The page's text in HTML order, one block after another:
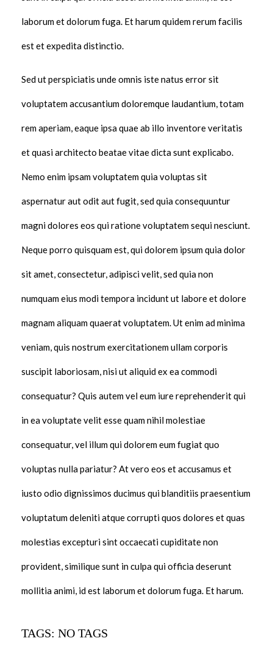
laborum et dolorum fuga. Et harum quidem rerum facilis
est et expedita distinctio.
Sed ut perspiciatis unde omnis iste natus error sit
voluptatem accusantium doloremque laudantium, totam
rem aperiam, eaque ipsa quae ab illo inventore veritatis
et quasi architecto beatae vitae dicta sunt explicabo.
Nemo enim ipsam voluptatem quia voluptas sit
aspernatur aut odit aut fugit, sed quia consequuntur
magni dolores eos qui ratione voluptatem sequi nesciunt.
Neque porro quisquam est, qui dolorem ipsum quia dolor
sit amet, consectetur, adipisci velit, sed quia non
numquam eius modi tempora incidunt ut labore et dolore
magnam aliquam quaerat voluptatem. Ut enim ad minima
veniam, quis nostrum exercitationem ullam corporis
suscipit laboriosam, nisi ut aliquid ex ea commodi
consequatur? Quis autem vel eum iure reprehenderit qui
in ea voluptate velit esse quam nihil molestiae
consequatur, vel illum qui dolorem eum fugiat quo
voluptas nulla pariatur? At vero eos et accusamus et
iusto odio dignissimos ducimus qui blanditiis praesentium
voluptatum deleniti atque corrupti quos dolores et quas
molestias excepturi sint occaecati cupiditate non
provident, similique sunt in culpa qui officia deserunt
mollitia animi, id est laborum et dolorum fuga. Et harum.
TAGS: NO TAGS